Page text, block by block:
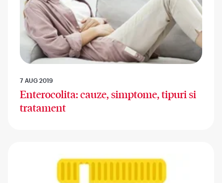
7 AUG 2019
Enterocolita: cauze, simptome, tipuri si
tratament